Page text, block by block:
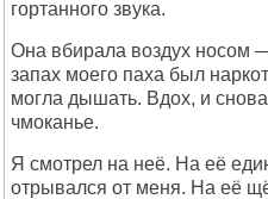
гортанного звука.
Она вбирала воздух носом
запах моего паха был
могла дышать. Вдох, и
чмоканье.
Я смотрел на неё. На её
отрывался от меня. На её